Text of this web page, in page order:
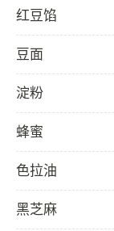
红豆馅
豆面
淀粉
蜂蜜
色拉油
黑芝麻